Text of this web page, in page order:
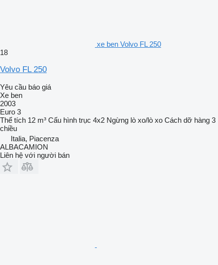
xe ben Volvo FL 250
18
Volvo FL 250
Yêu cầu báo giá
Xe ben
2003
Euro 3
Thể tích 12 m³ Cấu hình trục 4x2 Ngừng lò xo/lò xo Cách dỡ hàng 3
chiều
Italia, Piacenza
ALBACAMION
Liên hệ với người bán